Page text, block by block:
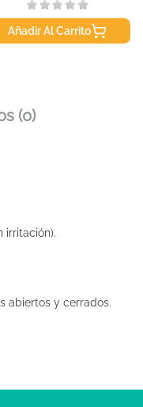
Añadir Al Carrito
(0)
irritación).
abiertos y cerrados.